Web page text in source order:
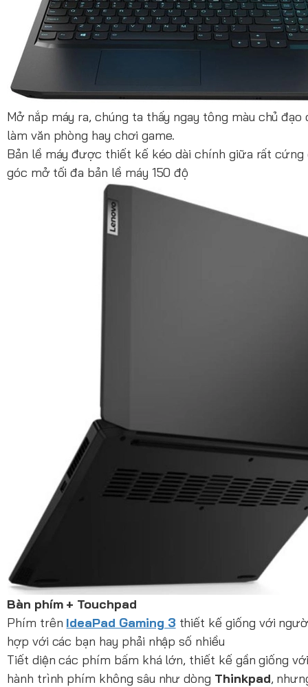
Mở nắp máy ra, chúng ta thấy ngay tông màu chủ
làm văn phòng hay chơi game.
Bản lề máy được thiết kế kéo dài chính giữa rất
góc mở tối đa bản lề máy 150 độ
Bàn phím + Touchpad
Phím trên IdeaPad Gaming 3 thiết kế giống với
hợp với các bạn hay phải nhập số nhiều
Tiết diện các phím bấm khá lớn, thiết kế gần giống
hành trình phím không sâu như dòng Thinkpad,